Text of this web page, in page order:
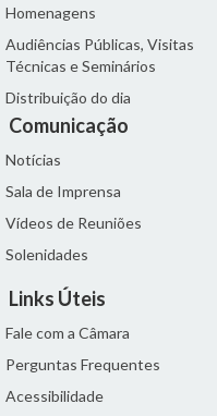
Homenagens
Audiências Públicas, Visitas
Técnicas e Seminários
Distribuição do dia
Comunicação
Notícias
Sala de Imprensa
Vídeos de Reuniões
Solenidades
Links Úteis
Fale com a Câmara
Perguntas Frequentes
Acessibilidade